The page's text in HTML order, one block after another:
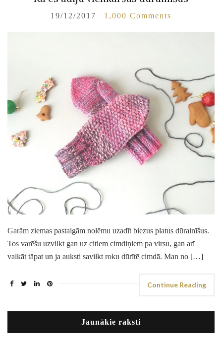
19/12/2017 1,000 Comments
Garām ziemas pastaigām nolēmu uzadīt biezus platus dūrainīšus.
Tos varēšu uzvilkt gan uz citiem cimdiņiem pa virsu, gan arī
valkāt tāpat un ja auksti savilkt roku dūrītē cimdā. Man no […]
Continue Reading
Jaunākie raksti